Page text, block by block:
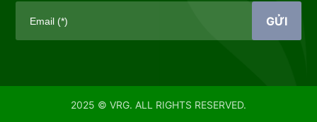
Email (*) GỬI
2025 © VRG. ALL RIGHTS RESERVED.